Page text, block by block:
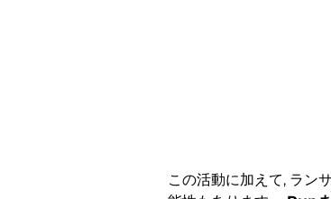
この活動に加えて, ラン